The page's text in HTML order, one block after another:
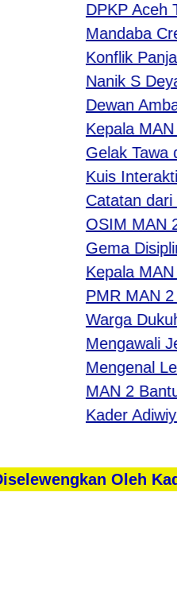
DPKP Aceh
Mandaba
Konflik
Nanik S
Dewan
Kepala MAN 2
Gelak Tawa
Kuis Interaktif
Catatan dari
OSIM MAN 2
Gema Disiplin
Kepala MAN 2
PMR MAN 2
Warga Dukuh
Mengawali
Mengenal
MAN 2 Bantul
Kader
Oleh